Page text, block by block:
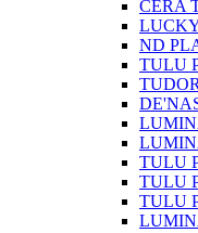
CERA
ND
TULU
TULU
TULU
TULU